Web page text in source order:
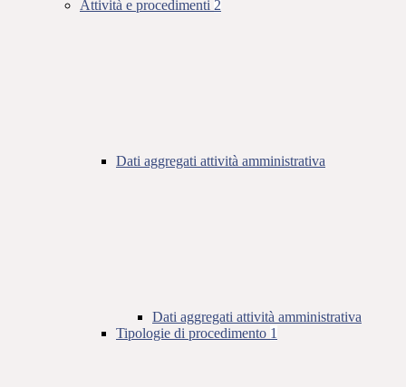
Attività e procedimenti 2
Dati aggregati attività amministrativa
Dati aggregati attività amministrativa
Tipologie di procedimento 1